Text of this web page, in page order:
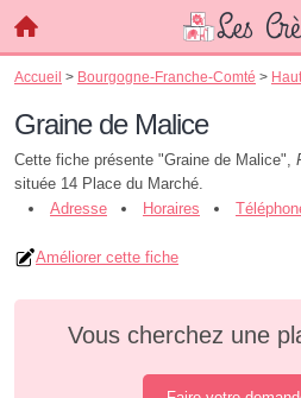
Accueil > Bourgogne-Franche-Comté >
Graine de Malice
Cette fiche présente "Graine de Malice",
située 14 Place du Marché.
Adresse
Horaires
Améliorer cette fiche
Vous cherchez une